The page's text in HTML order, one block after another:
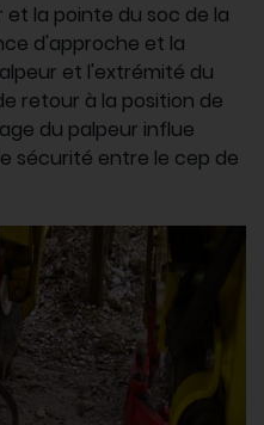
la pointe du soc de la
d'approche et la
et l'extrémité du
retour à la position de
du palpeur influe
sécurité entre le cep de